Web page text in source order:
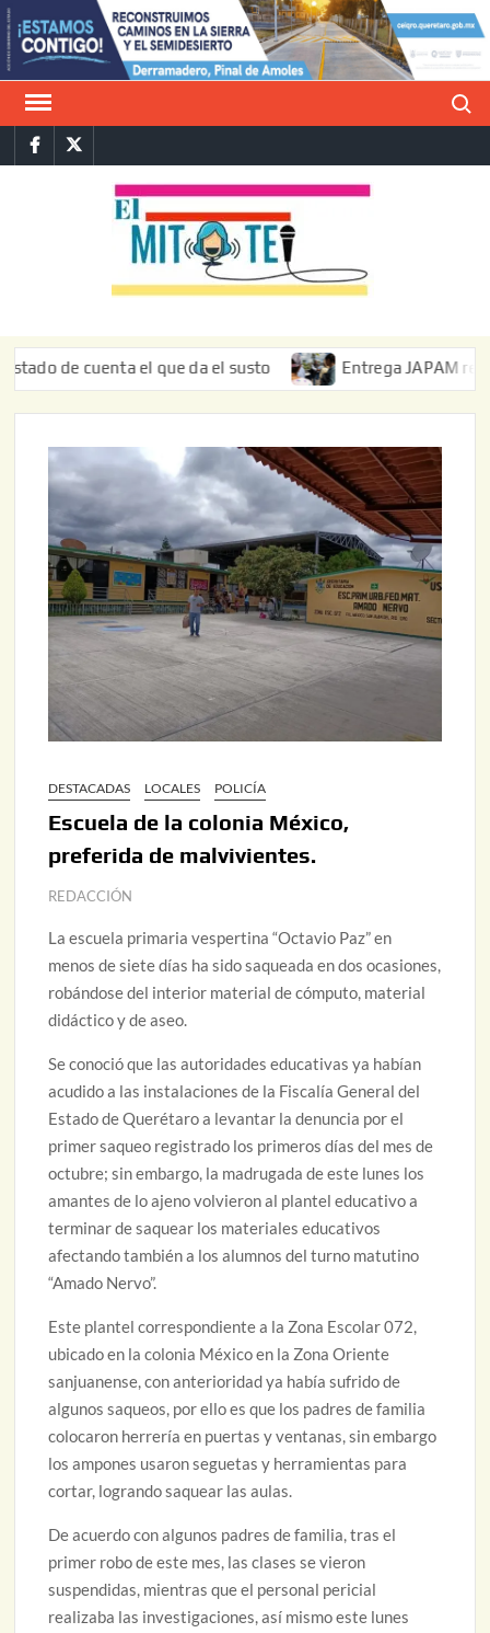
Saltar
al
contenido
FacebookTwitter
cuenta el que da el susto Entrega JAPAM
DESTACADAS LOCALES POLICÍA
Escuela de la colonia México,
preferida de malvivientes.
REDACCIÓN
La escuela primaria vespertina “Octavio Paz” en
menos de siete días ha sido saqueada en dos ocasiones,
robándose del interior material de cómputo, material
didáctico y de aseo.
Se conoció que las autoridades educativas ya habían
acudido a las instalaciones de la Fiscalía General del
Estado de Querétaro a levantar la denuncia por el
primer saqueo registrado los primeros días del mes de
octubre; sin embargo, la madrugada de este lunes los
amantes de lo ajeno volvieron al plantel educativo a
terminar de saquear los materiales educativos
afectando también a los alumnos del turno matutino
“Amado Nervo”.
Este plantel correspondiente a la Zona Escolar 072,
ubicado en la colonia México en la Zona Oriente
sanjuanense, con anterioridad ya había sufrido de
algunos saqueos, por ello es que los padres de familia
colocaron herrería en puertas y ventanas, sin embargo
los ampones usaron seguetas y herramientas para
cortar, logrando saquear las aulas.
De acuerdo con algunos padres de familia, tras el
primer robo de este mes, las clases se vieron
suspendidas, mientras que el personal pericial
realizaba las investigaciones, así mismo este lunes